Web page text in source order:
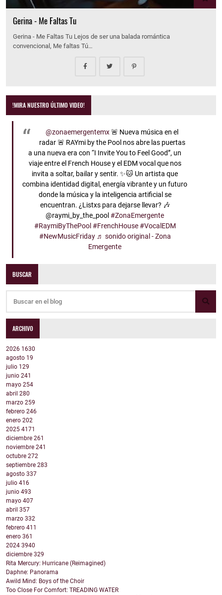
Gerina - Me Faltas Tu
Gerina - Me Faltas Tu Lejos de ser una balada romántica
convencional, Me faltas Tú…
!MIRA NUESTRO ÚLTIMO VIDEO!
@zonaemergentemx🚨 Nueva música en el
radar 🚨 RAYmi by the Pool nos abre las puertas
a una nueva era con “I Invite You to Feel Good”, un
viaje entre el French House y el EDM vocal que nos
invita a soltar, bailar y sentir. ✨🐱 Un artista que
combina identidad digital, energía vibrante y un futuro
donde la música y la inteligencia artificial se
encuentran. ¿Listxs para dejarse llevar? 🎶
@raymi_by_the_pool#ZonaEmergente
#RaymiByThePool #FrenchHouse #VocalEDM
#NewMusicFriday ♬ sonido original - Zona
Emergente
BUSCAR
ARCHIVO
2026 1630
agosto 19
julio 129
junio 241
mayo 254
abril 280
marzo 259
febrero 246
enero 202
2025 4171
diciembre 261
noviembre 241
octubre 272
septiembre 283
agosto 337
julio 416
junio 493
mayo 407
abril 357
marzo 332
febrero 411
enero 361
2024 3940
diciembre 329
Rita Mercury: Hurricane (Reimagined)
Daphne: Panorama
Awild Mind: Boys of the Choir
Too Close For Comfort: TREADING WATER